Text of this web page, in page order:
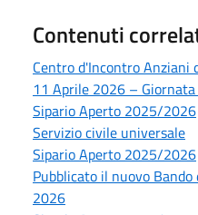
Contenuti
Centro d'Incontro Anziani
11 Aprile 2026 –
Sipario Aperto 2025/2026
Servizio civile universale
Sipario Aperto 2025/2026
Pubblicato il nuovo
2026